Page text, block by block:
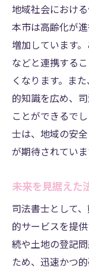
地域社会におけ
本市は高齢化が
増加しています
などと連携する
くなります。ま
的知識を広め、
ことができるで
士は、地域の安
が期待されていま
未来を見据えた
司法書士として
的サービスを提
続や土地の登記
ため、迅速かつ